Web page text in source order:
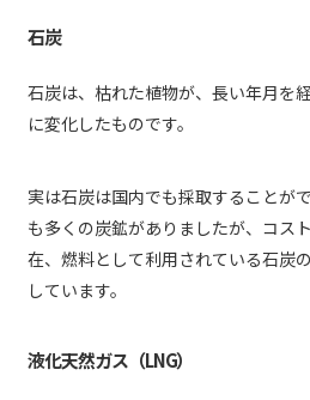
石炭
石炭は、枯れた植物が、長い年月を
に変化したものです。
実は石炭は国内でも採取することが
も多くの炭鉱がありましたが、コス
在、燃料として利用されている石炭
しています。
液化天然ガス（LNG）